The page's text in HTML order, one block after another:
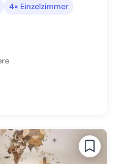
4× Einzelzimmer